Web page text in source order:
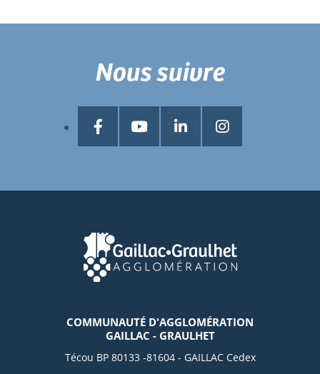
COMMUNAUTÉ D'AGGLOMÉRATION
GAILLAC - GRAULHET
Técou BP 80133 -81604 - GAILLAC Cedex
Nous suivre